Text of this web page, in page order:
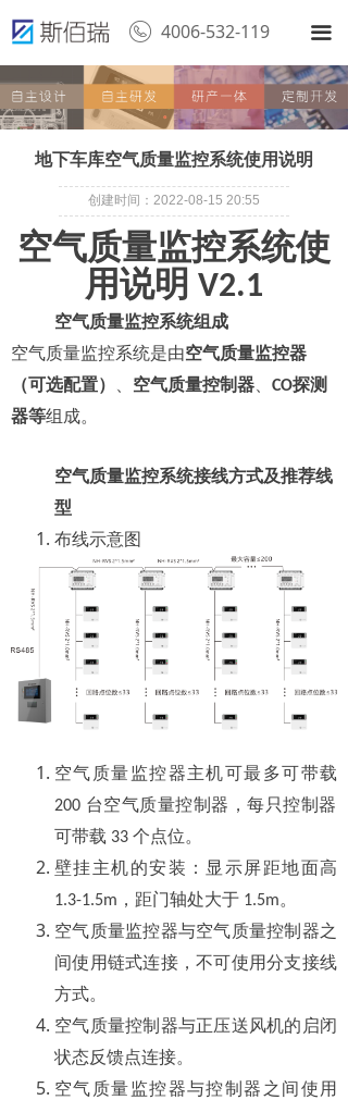
4006-532-119 끀
地下车库空气质量监控系统使用说明
空气质量监控系统使
用说明 V2.1
空气质量监控系统组成
空气质量监控系统是由空气质量监控器
（可选配置）
空气质量控制器 CO探测
器等组成。
空气质量监控系统接线方式及推荐线
型
布线示意图
空气质量监控器主机可最多可带载
200 台空气质量控制器，每只控制器
可带载 33 个点位。
壁挂主机的安装：显示屏距地面高
1.3-1.5m ，距门轴处大于 1.5m。
空气质量监控器与空气质量控制器之
间使用链式连接，不可使用分支接线
方式。
空气质量控制器与正压送风机的启闭
状态反馈点连接。
空气质量监控器与控制器之间使用
创建时间： 2022-08-15 20:55